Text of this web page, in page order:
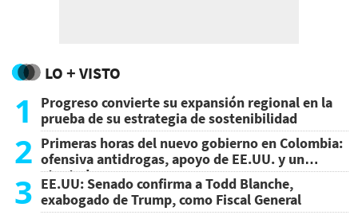
LO + VISTO
1
Progreso convierte su expansión regional en la
prueba de su estrategia de sostenibilidad
2 Primeras horas del nuevo gobierno en Colombia:
ofensiva antidrogas, apoyo de EE.UU. y un
atentado
3 EE.UU: Senado confirma a Todd Blanche,
exabogado de Trump, como Fiscal General